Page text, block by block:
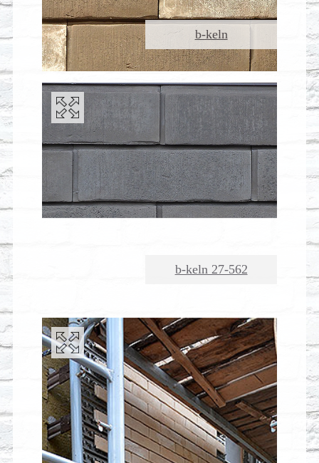
b-keln
b-keln 27-562